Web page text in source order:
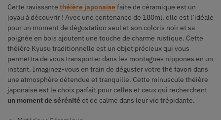
Cette ravissante théière japonaisefaite de céramique est un
joyau à découvrir ! Avec une contenance de 180ml, elle est l’idéale
pour un moment de dégustation seul et son coloris noir et sa
poignée en bois ajoutent une touche de charme rustique. Cette
théière Kyusu traditionnelle est un objet précieux qui vous
permettra de vous transporter dans les montagnes nippones en un
instant. Imaginez-vous en train de déguster votre thé favori dans
une atmosphère détendue et tranquille. Cette minuscule théière
japonaise est le choix parfait pour celles et ceux qui recherchent
un moment de sérénitéet de calme dans leur vie trépidante.